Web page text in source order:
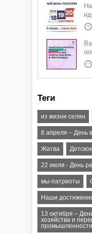
Теги
из жизни селян
8 апреля – День
Жатва
22 июля - День
мы-патриоты
Наши
13 октября –
хозяйства и
промышленности